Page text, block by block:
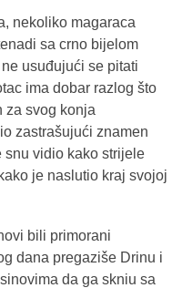
nekoliko magaraca
sa crno bijelom
usuđujući se pitati
ima dobar razlog što
za svog konja
zastrašujući znamen
snu vidio kako strijele
je naslutio kraj svojoj
bili primorani
dana pregaziše Drinu i
da ga skniu sa